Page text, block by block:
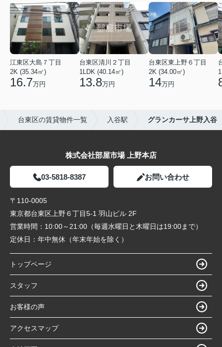
江東区大島７丁目
2K (35.34㎡)
16.7万円
台東区清川２丁目
1LDK (40.14㎡)
13.8万円
台東区東上野６丁目
2K (34.00㎡)
14万円
台東区の賃貸物件一覧 入谷駅 グランカーサ上野入谷
株式会社部屋市場 上野本店
03-5818-8387 お問い合わせ
〒110-0005
東京都台東区上野６丁目5-1 羽山ビル 2F
営業時間： 10:00～21:00（毎週水曜日と木曜日は19:00まで）
定休日： 年中無休（年末年始を除く）
トップページ
スタッフ
お客様の声
アクセスマップ